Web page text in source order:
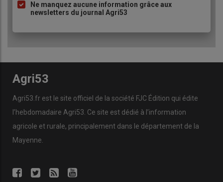
Ne manquez aucune information grâce aux
newsletters du journal Agri53
Agri53
Agri53.fr est le site officiel de la société FJC Édition qui édite
l’hebdomadaire Agri53. Ce site est dédié à l’information
agricole et rurale, principalement dans le département de la
Mayenne.